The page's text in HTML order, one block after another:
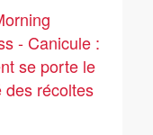
- Canicule :
se porte le
des récoltes